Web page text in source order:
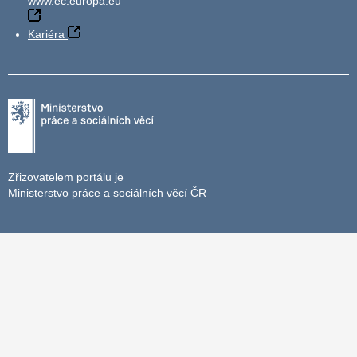
Kariéra
Zřizovatelem portálu je
Ministerstvo práce a sociálních věcí ČR